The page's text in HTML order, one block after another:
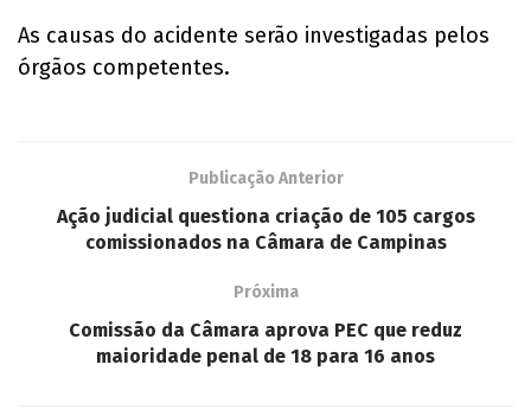
As causas do acidente serão investigadas pelos
órgãos competentes.
Publicação Anterior
Ação judicial questiona criação de 105 cargos
comissionados na Câmara de Campinas
Próxima
Comissão da Câmara aprova PEC que reduz
maioridade penal de 18 para 16 anos